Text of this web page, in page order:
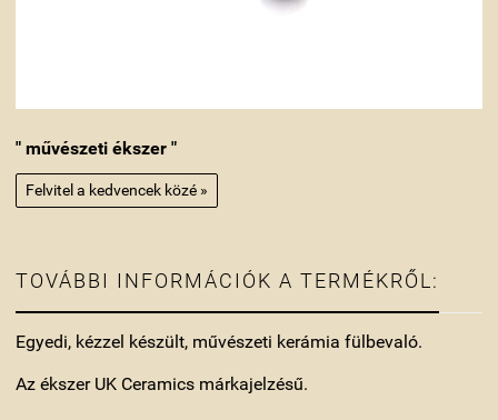
" művészeti ékszer "
Felvitel a kedvencek közé »
TOVÁBBI INFORMÁCIÓK A TERMÉKRŐL:
Egyedi, kézzel készült, művészeti kerámia fülbevaló.
Az ékszer UK Ceramics márkajelzésű.